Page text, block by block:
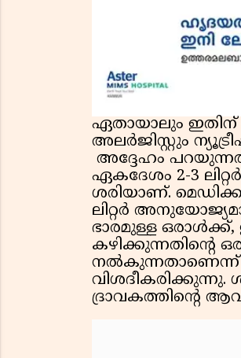
ഏതായാലും ഇതിന്
അലര്‍ജിസ്റ്റും
അദ്ദേഹം
ഏകദേശം 2-3
ശരിയാണ്.
ലിറ്റര്‍
ഭാരമുള്ള
കഴിക്കുന്നതിന്റെ
നല്‍കുന്നതാണെന്ന്
വിശദീകരിക്കുന്നു.
ദ്രാവകത്തിന്റെ